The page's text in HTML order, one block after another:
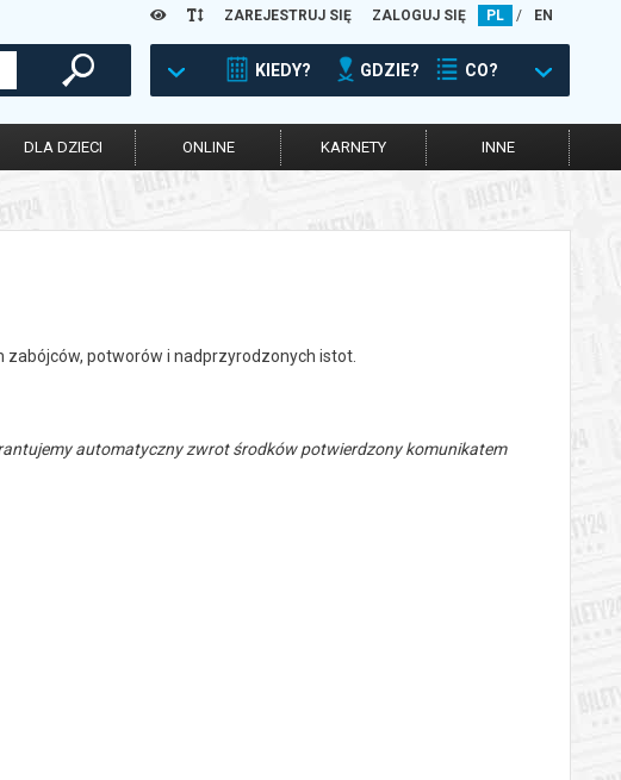
ZAREJESTRUJ SIĘ ZALOGUJ SIĘ PL / EN
KIEDY? GDZIE? CO?
DLA DZIECI ONLINE KARNETY INNE
zabójców, potworów i nadprzyrodzonych istot.
automatyczny zwrot środków potwierdzony komunikatem